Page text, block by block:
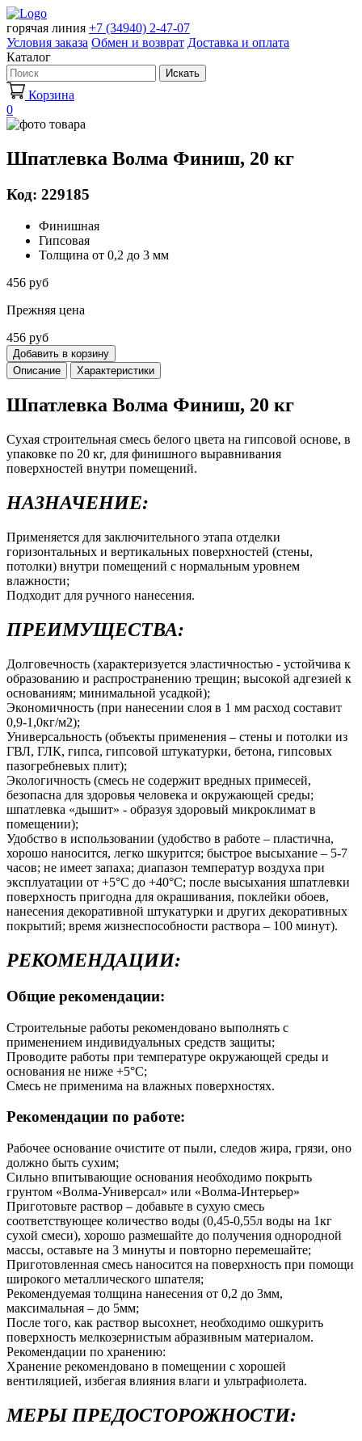
горячая линия +7 (34940) 2-47-07
Условия заказа Обмен и возврат Доставка и оплата
Каталог
Искать
Корзина
0
Шпатлевка Волма Финиш, 20 кг
Код: 229185
Финишная
Гипсовая
Толщина от 0,2 до 3 мм
456 руб
Прежняя цена
456 руб
Добавить в корзину
Описание
Характеристики
Шпатлевка Волма Финиш, 20 кг
Сухая строительная смесь белого цвета на гипсовой основе, в
упаковке по 20 кг, для финишного выравнивания
поверхностей внутри помещений.
НАЗНАЧЕНИЕ:
Применяется для заключительного этапа отделки
горизонтальных и вертикальных поверхностей (стены,
потолки) внутри помещений с нормальным уровнем
влажности;
Подходит для ручного нанесения.
ПРЕИМУЩЕСТВА:
Долговечность (характеризуется эластичностью - устойчива к
образованию и распространению трещин; высокой адгезией к
основаниям; минимальной усадкой);
Экономичность (при нанесении слоя в 1 мм расход составит
0,9-1,0кг/м2);
Универсальность (объекты применения – стены и потолки из
ГВЛ, ГЛК, гипса, гипсовой штукатурки, бетона, гипсовых
пазогребневых плит);
Экологичность (смесь не содержит вредных примесей,
безопасна для здоровья человека и окружающей среды;
шпатлевка «дышит» - образуя здоровый микроклимат в
помещении);
Удобство в использовании (удобство в работе – пластична,
хорошо наносится, легко шкурится; быстрое высыхание – 5-7
часов; не имеет запаха; диапазон температур воздуха при
эксплуатации от +5°С до +40°С; после высыхания шпатлевки
поверхность пригодна для окрашивания, поклейки обоев,
нанесения декоративной штукатурки и других декоративных
покрытий; время жизнеспособности раствора – 100 минут).
РЕКОМЕНДАЦИИ:
Общие рекомендации:
Строительные работы рекомендовано выполнять с
применением индивидуальных средств защиты;
Проводите работы при температуре окружающей среды и
основания не ниже +5°С;
Смесь не применима на влажных поверхностях.
Рекомендации по работе:
Рабочее основание очистите от пыли, следов жира, грязи, оно
должно быть сухим;
Сильно впитывающие основания необходимо покрыть
грунтом «Волма-Универсал» или «Волма-Интерьер»
Приготовьте раствор – добавьте в сухую смесь
соответствующее количество воды (0,45-0,55л воды на 1кг
сухой смеси), хорошо размешайте до получения однородной
массы, оставьте на 3 минуты и повторно перемешайте;
Приготовленная смесь наносится на поверхность при помощи
широкого металлического шпателя;
Рекомендуемая толщина нанесения от 0,2 до 3мм,
максимальная – до 5мм;
После того, как раствор высохнет, необходимо ошкурить
поверхность мелкозернистым абразивным материалом.
Рекомендации по хранению:
Хранение рекомендовано в помещении с хорошей
вентиляцией, избегая влияния влаги и ультрафиолета.
МЕРЫ ПРЕДОСТОРОЖНОСТИ: